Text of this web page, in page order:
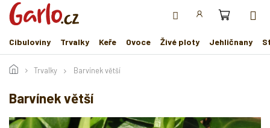
Přejít
obsah
Cibuloviny
Trvalky Keře Ovoce Živé ploty Jehličnany
Trvalky Barvínek větší
Barvínek větší